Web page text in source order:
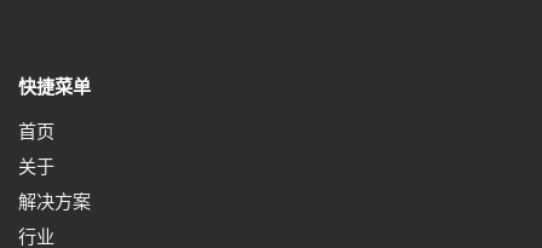
快捷菜单
首页
关于
解决方案
行业